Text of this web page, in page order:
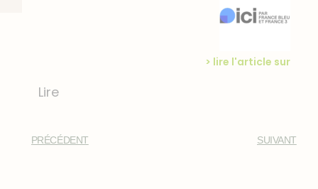
> lire l'article sur
Lire
PRÉCÉDENT SUIVANT